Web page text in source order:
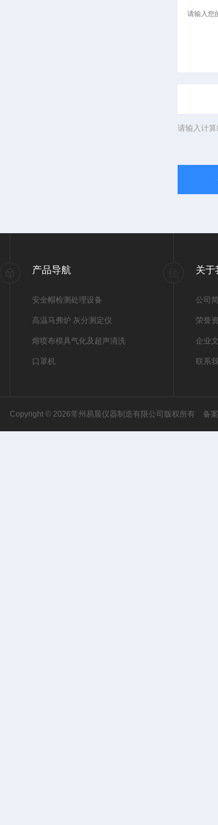
请输入计
产品导航
安全帽检测处理设备
高温马弗炉 灰分测定仪
熔喷布模具气化及超声清洗
口罩机
关于
公司
荣誉
企业
联系
Copyright © 2026常州易晨仪器制造有限公司版权所有 备